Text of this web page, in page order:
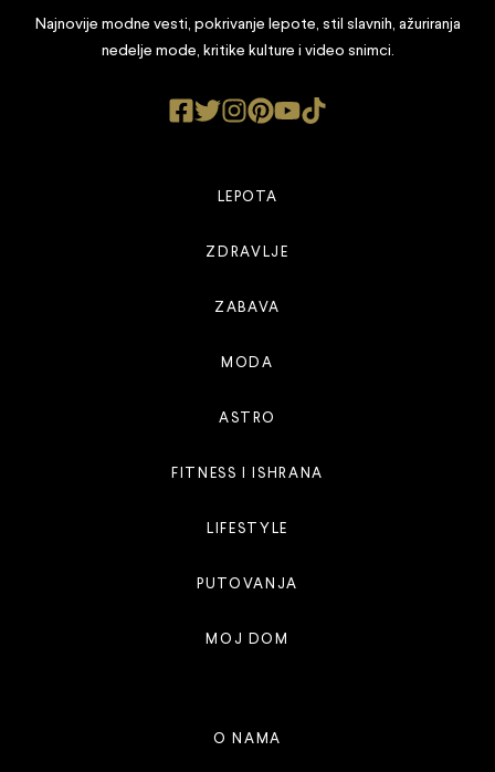
Najnovije modne vesti, pokrivanje lepote, stil slavnih, ažuriranja
nedelje mode, kritike kulture i video snimci.
LEPOTA
ZDRAVLJE
ZABAVA
MODA
ASTRO
FITNESS I ISHRANA
LIFESTYLE
PUTOVANJA
MOJ DOM
O NAMA